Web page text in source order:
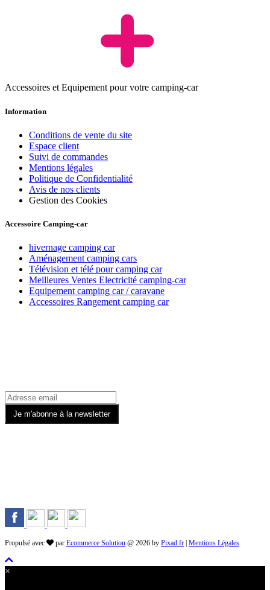
Accessoires et Equipement pour votre camping-car
Information
Conditions de vente du site
Espace client
Suivi de commandes
Mentions légales
Politique de Confidentialité
Avis de nos clients
Gestion des Cookies
Accessoire Camping-car
hivernage camping car
Aménagement camping cars
Télévision et télé pour camping car
Meilleures Ventes Electricité camping-car
Equipement camping car / caravane
Accessoires Rangement camping car
Propulsé avec par Ecommerce Solution @ 2026 by Pixad.fr | Mentions Légales
×